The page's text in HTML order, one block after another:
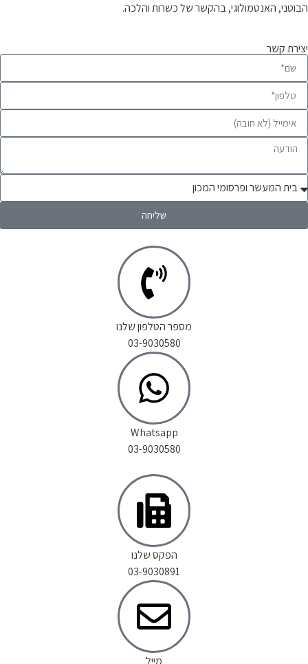
הבוטני, האנטמולוגי, בהקשר של כשרות והלכה.
יצירת קשר
שליחה
מספר הטלפון שלנו
03-9030580
Whatsapp
03-9030580
הפקס שלנו
03-9030891
מייל